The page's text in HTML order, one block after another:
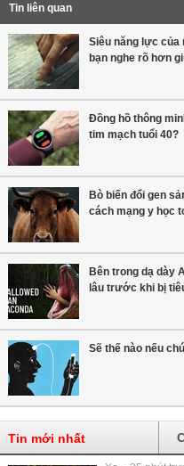
Tin liên quan
Siêu năng lực của
bạn nghe rõ hơn
Đồng hồ thông
tim mạch tuổi 40?
Bò biến đổi gen
cách mạng y học
Bên trong dạ dày
lâu trước khi bị
Sẽ thế nào nếu
Tin mới nhất